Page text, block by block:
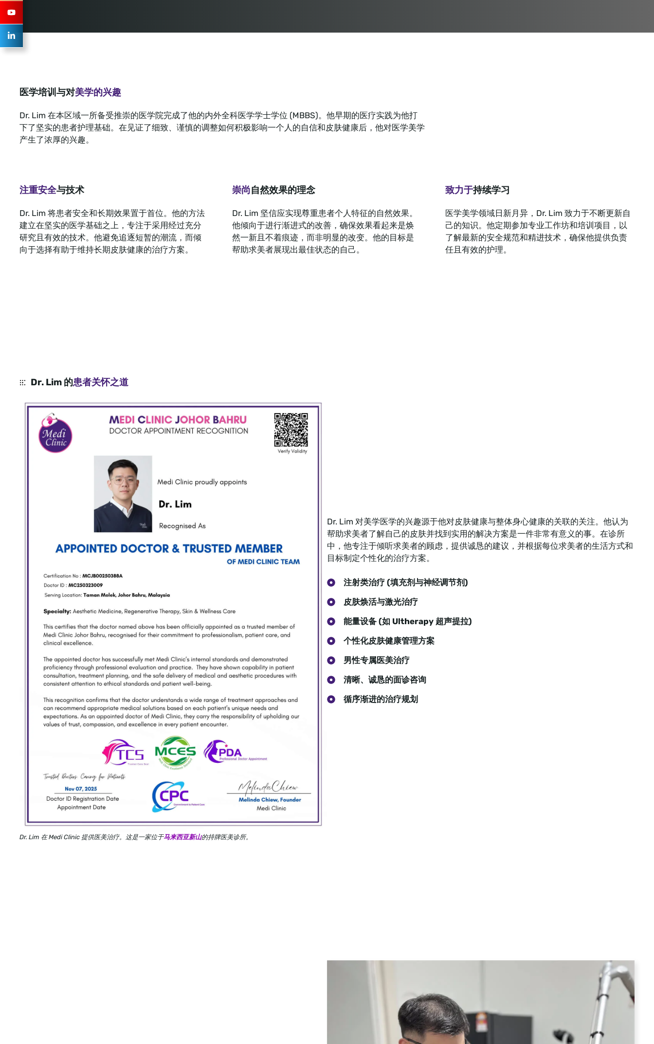
医学培训与对美学的兴趣
Dr. Lim 在本区域一所备受推崇的医学院完成了他的内外全科医学学士学位 (MBBS)。他早期的医疗实践为他打
下了坚实的患者护理基础。在见证了细致、谨慎的调整如何积极影响一个人的自信和皮肤健康后，他对医学美学
产生了浓厚的兴趣。
注重安全与技术
Dr. Lim 将患者安全和长期效果置于首位。他的方法
建立在坚实的医学基础之上，专注于采用经过充分
研究且有效的技术。他避免追逐短暂的潮流，而倾
向于选择有助于维持长期皮肤健康的治疗方案。
崇尚自然效果的理念
Dr. Lim 坚信应实现尊重患者个人特征的自然效果。
他倾向于进行渐进式的改善，确保效果看起来是焕
然一新且不着痕迹，而非明显的改变。他的目标是
帮助求美者展现出最佳状态的自己。
致力于持续学习
医学美学领域日新月异，Dr. Lim 致力于不断更新自
己的知识。他定期参加专业工作坊和培训项目，以
了解最新的安全规范和精进技术，确保他提供负责
任且有效的护理。
Dr. Lim 的患者关怀之道
Dr. Lim 在 Medi Clinic 提供医美治疗。这是一家位于马来西亚新山的持牌医美诊所。
Dr. Lim 对美学医学的兴趣源于他对皮肤健康与整体身心健康的关联的关注。他认为
帮助求美者了解自己的皮肤并找到实用的解决方案是一件非常有意义的事。在诊所
中，他专注于倾听求美者的顾虑，提供诚恳的建议，并根据每位求美者的生活方式和
目标制定个性化的治疗方案。
注射类治疗 (填充剂与神经调节剂)
皮肤焕活与激光治疗
能量设备 (如 Ultherapy 超声提拉)
个性化皮肤健康管理方案
男性专属医美治疗
清晰、诚恳的面诊咨询
循序渐进的治疗规划